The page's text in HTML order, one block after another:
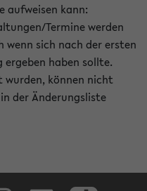
aufweisen kann:
Termine werden
sich nach der ersten
ergeben haben sollte.
wurden, können nicht
der Änderungsliste